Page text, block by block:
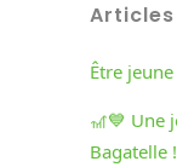
Être
🎢💙 Une
Bagatelle !